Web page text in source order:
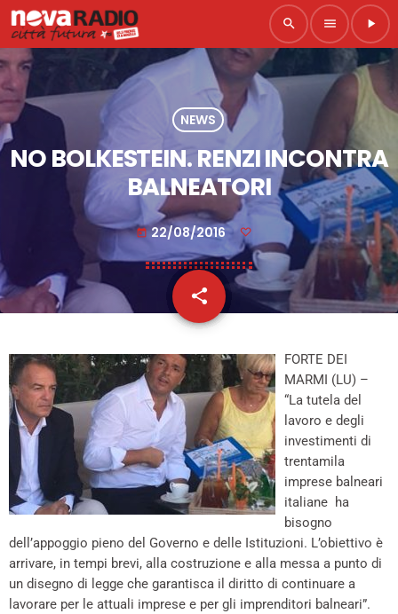
search menu play_arrow
NEWS
NO BOLKESTEIN. RENZI INCONTRA
BALNEATORI
today 22/08/2016
share
email
FORTE DEI
MARMI (LU) –
“La tutela del
lavoro e degli
investimenti di
trentamila
imprese balneari
italiane ha
bisogno
dell’appoggio pieno del Governo e delle Istituzioni. L’obiettivo è
arrivare, in tempi brevi, alla costruzione e alla messa a punto di
un disegno di legge che garantisca il diritto di continuare a
lavorare per le attuali imprese e per gli imprenditori balneari”.